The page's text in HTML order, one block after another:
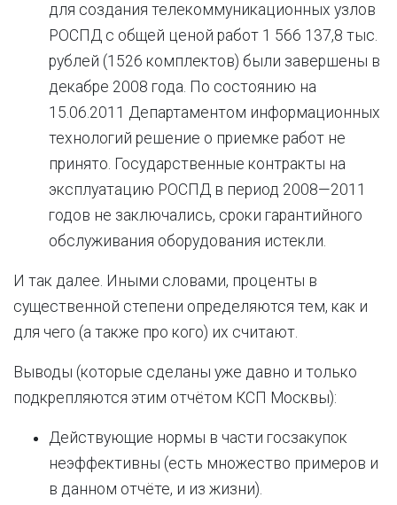
для создания телекоммуникационных узлов
РОСПД с общей ценой работ 1 566 137,8 тыс.
рублей (1526 комплектов) были завершены в
декабре 2008 года. По состоянию на
15.06.2011 Департаментом информационных
технологий решение о приемке работ не
принято. Государственные контракты на
эксплуатацию РОСПД в период 2008—2011
годов не заключались, сроки гарантийного
обслуживания оборудования истекли.
И так далее. Иными словами, проценты в
существенной степени определяются тем, как и
для чего (а также про кого) их считают.
Выводы (которые сделаны уже давно и только
подкрепляются этим отчётом КСП Москвы):
Действующие нормы в части госзакупок
неэффективны (есть множество примеров и
в данном отчёте, и из жизни).